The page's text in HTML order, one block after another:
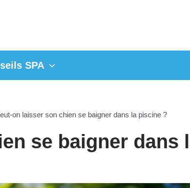
SPA
on laisser son chien se baigner dans la piscine ?
se baigner dans